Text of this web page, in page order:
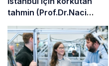
tahmin (Prof.Dr.Naci
Görür’den uyarı)